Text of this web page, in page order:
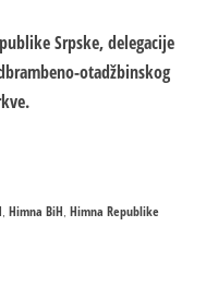
Srpske, delegacije
otadžbinskog
, Himna BiH, Himna Republike